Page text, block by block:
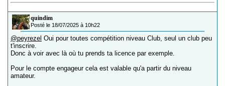
quindim
Posté le 18/07/2025 à 10h22
@peyrezel Oui pour toutes compétition niveau Club, seul un club peu
t'inscrire.
Donc à voir avec là où tu prends ta licence par exemple.
Pour le compte engageur cela est valable qu'a partir du niveau
amateur.